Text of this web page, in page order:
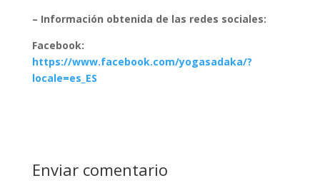
– Información obtenida de las redes sociales:
Facebook:
https://www.facebook.com/yogasadaka/?
locale=es_ES
Enviar comentario